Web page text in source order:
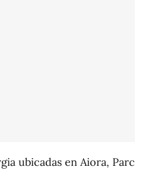
ubicadas en Aiora, Parc